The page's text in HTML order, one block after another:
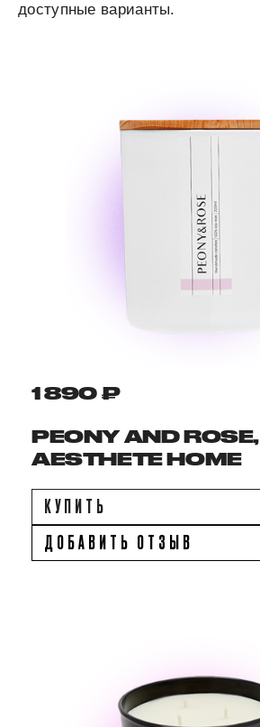
доступные варианты.
1 890 ₽
PEONY AND ROSE,
AESTHETE HOME
КУПИТЬ
ДОБАВИТЬ ОТЗЫВ